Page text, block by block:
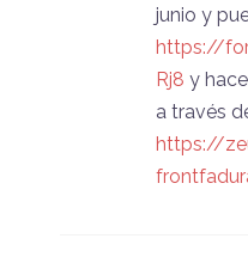
junio y
https://
Rj8 y
a través
https://